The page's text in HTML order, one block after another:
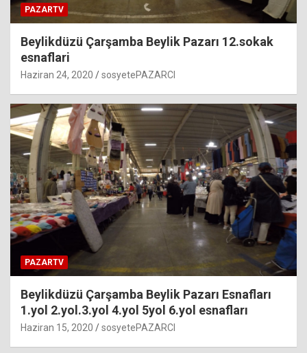
PAZARTV
Beylikdüzü Çarşamba Beylik Pazarı 12.sokak
esnaflari
Haziran 24, 2020 sosyetePAZARCI
PAZARTV
Beylikdüzü Çarşamba Beylik Pazarı Esnafları
1.yol 2.yol.3.yol 4.yol 5yol 6.yol esnafları
Haziran 15, 2020 sosyetePAZARCI